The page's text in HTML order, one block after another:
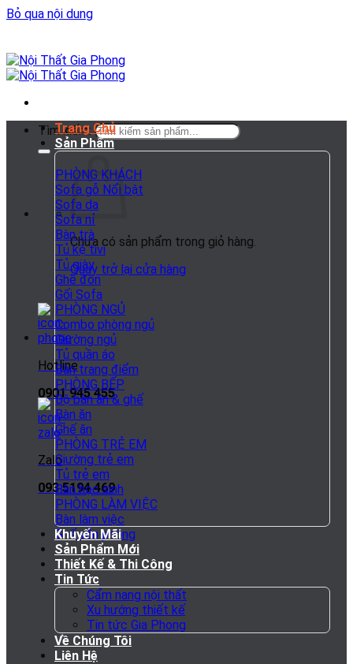
Bỏ qua nội dung
Tìm kiếm:
Chưa có sản phẩm trong giỏ hàng.
Quay trở lại cửa hàng
Hotline
0901 945 455
Zalo
093 5194 469
Trang Chủ
Sản Phẩm
PHÒNG KHÁCH
Sofa gỗ
Sofa da
Sofa nỉ
Bàn trà
Tủ kệ tivi
Tủ giày
Ghế đôn
Gối Sofa
PHÒNG NGỦ
Combo phòng ngủ
Giường ngủ
Tủ quần áo
Bàn trang điểm
PHÒNG BẾP
Bộ bàn ăn & ghế
Bàn ăn
Ghế ăn
PHÒNG TRẺ EM
Giường trẻ em
Tủ trẻ em
Bàn học sinh
PHÒNG LÀM VIỆC
Bàn làm việc
Ghế văn phòng
Khuyến Mãi
Sản Phẩm Mới
Thiết Kế & Thi Công
Tin Tức
Cẩm nang nội thất
Xu hướng thiết kế
Tin tức Gia Phong
Về Chúng Tôi
Liên Hệ